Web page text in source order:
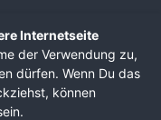
Internetseite
der Verwendung zu,
dürfen. Wenn Du das
können
von körperorientierten,
Prozessen, wobei das
als auch durch EFT-